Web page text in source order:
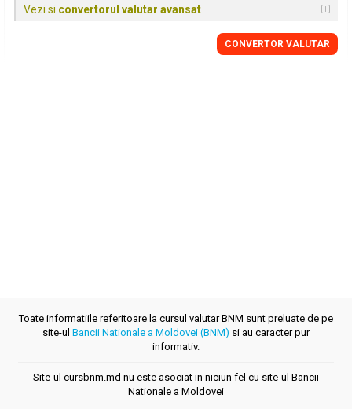
Vezi si convertorul valutar avansat
CONVERTOR VALUTAR
Toate informatiile referitoare la cursul valutar BNM sunt preluate de pe
site-ul Bancii Nationale a Moldovei (BNM) si au caracter pur
informativ.
Site-ul cursbnm.md nu este asociat in niciun fel cu site-ul Bancii
Nationale a Moldovei